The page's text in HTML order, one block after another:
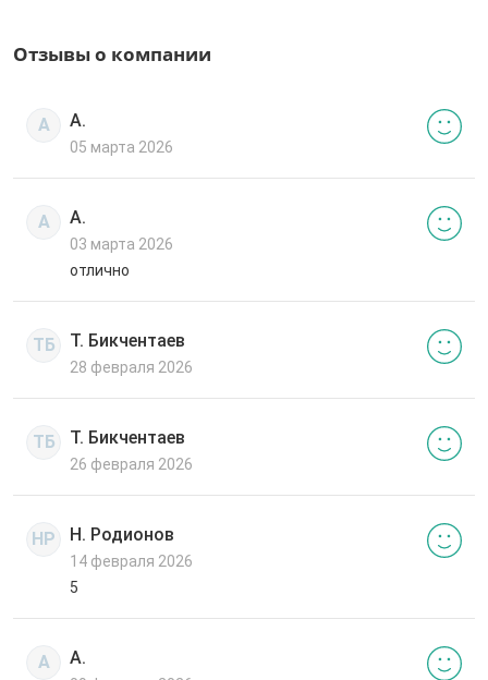
Отзывы о компании
А А.
05 марта 2026
А А.
03 марта 2026
отлично
ТБ Т. Бикчентаев
28 февраля 2026
ТБ Т. Бикчентаев
26 февраля 2026
НР Н. Родионов
14 февраля 2026
5
А А.